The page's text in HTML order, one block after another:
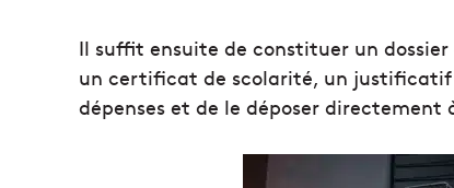
Il suffit ensuite de constituer un
un certificat de scolarité, un
dépenses et de le déposer directement